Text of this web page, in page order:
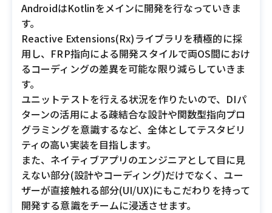
AndroidはKotlinをメインに開発を行なっていきま
す。
Reactive Extensions(Rx)ライブラリを積極的に採
用し、FRP指向による開発スタイルで両OS間におけ
るコーディングの差異を可能な限り減らしていきま
す。
ユニットテストを行える状況を作りたいので、DIパ
ターンの活用による疎結合な設計や関数型指向プロ
グラミングを意識するなど、全体としてテスタビリ
ティの高い実装を目指します。
また、ネイティブアプリのエンジニアとして目に見
えない部分(設計やコーディング)だけでなく、ユー
ザーが直接触れる部分(UI/UX)にもこだわりを持って
開発する意識をチームに浸透させます。